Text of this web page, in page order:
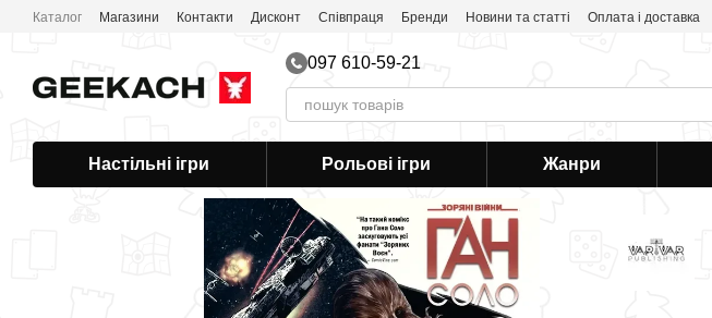
Перейти до основного контенту
Каталог Магазини Контакти Дисконт Співпраця Бренди Новини та статті Оплата і доставка
097 610-59-21
Настільні ігри Рольові ігри Жанри